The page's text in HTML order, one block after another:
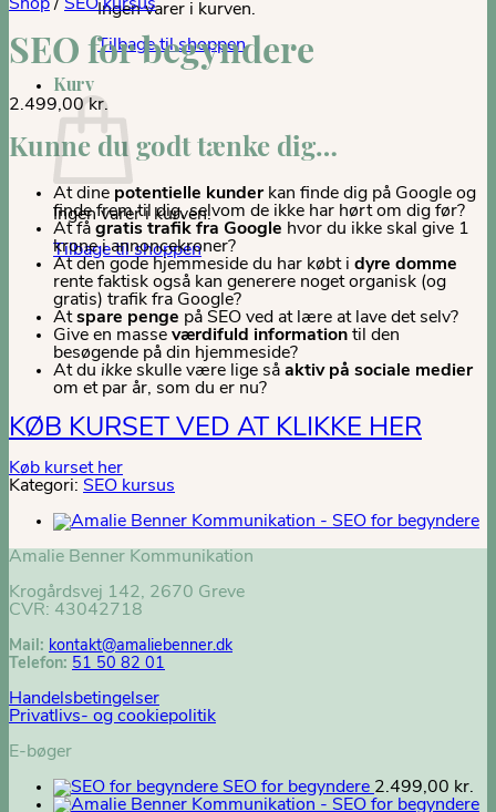
Ingen varer i kurven.
Tilbage til shoppen
Kurv
Ingen varer i kurven.
Tilbage til shoppen
Shop / SEO kursus
SEO for begyndere
2.499,00kr.
Kunne du godt tænke dig…
At dine potentielle kunderkan finde dig på Google og
finde frem til dig, selvom de ikke har hørt om dig før?
At få gratis trafik fra Google hvor du ikke skal give 1
krone i annoncekroner?
At den gode hjemmeside du har købt i dyre domme
rente faktisk også kan generere noget organisk (og
gratis) trafik fra Google?
Atspare penge på SEO ved at lære at lave det selv?
Give en masse værdifuld information til den
besøgende på din hjemmeside?
At du ikke skulle være lige så aktiv på sociale medier
om et par år, som du er nu?
KØB KURSET VED AT KLIKKE HER
Køb kurset her
Kategori: SEO kursus
Amalie Benner Kommunikation
Krogårdsvej 142, 2670 Greve
CVR: 43042718
Mail: kontakt@amaliebenner.dk
Telefon: 51 50 82 01
Handelsbetingelser
Privatlivs- og cookiepolitik
E-bøger
SEO for begyndere 2.499,00 kr.